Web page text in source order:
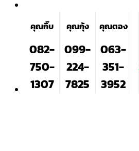
คุณกิ๊บ
082-
750-
1307
คุณกุ้ง
099-
224-
7825
คุณตอง
063-
351-
3952